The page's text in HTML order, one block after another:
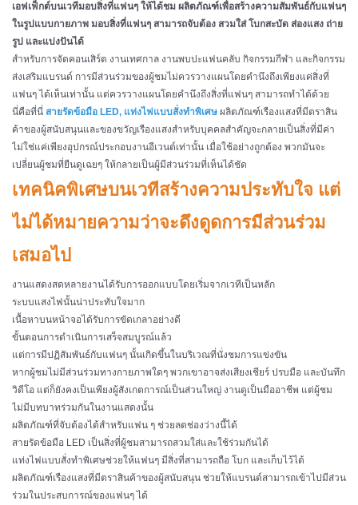
เอฟเฟ็กต์บนเวทีมอบสิ่งที่แฟนๆ ให้ได้ชม ผลิตภัณฑ์เพื่อสร้างความสัมพันธ์กับแฟนๆ
ในรูปแบบกายภาพ มอบสิ่งที่แฟนๆ สามารถจับต้อง สวมใส่ โบกสะบัด ส่องแสง ถ่าย
รูป และแบ่งปันได้
สำหรับการจัดคอนเสิร์ต งานเทศกาล งานพบปะแฟนคลับ กิจกรรมกีฬา และกิจกรรม
ส่งเสริมแบรนด์ การมีส่วนร่วมของผู้ชมไม่ควรวางแผนโดยคำนึงถึงเพียงแค่สิ่งที่
แฟนๆ ได้เห็นเท่านั้น แต่ควรวางแผนโดยคำนึงถึงสิ่งที่แฟนๆ สามารถทำได้ด้วย
นี่คือที่นี่ สายรัดข้อมือ LED, แท่งไฟแบบสั่งทำพิเศษ ผลิตภัณฑ์เรืองแสงที่มีตราสิน
ค้าของผู้สนับสนุนและของขวัญเรืองแสงสำหรับบุคคลสำคัญจะกลายเป็นสิ่งที่มีค่า
ไม่ใช่แค่เพียงอุปกรณ์ประกอบงานอีเวนต์เท่านั้น เมื่อใช้อย่างถูกต้อง พวกมันจะ
เปลี่ยนผู้ชมที่ยืนดูเฉยๆ ให้กลายเป็นผู้มีส่วนร่วมที่เห็นได้ชัด
เทคนิคพิเศษบนเวทีสร้างความประทับใจ แต่
ไม่ได้หมายความว่าจะดึงดูดการมีส่วนร่วม
เสมอไป
งานแสดงสดหลายงานได้รับการออกแบบโดยเริ่มจากเวทีเป็นหลัก
ระบบแสงไฟนั้นน่าประทับใจมาก
เนื้อหาบนหน้าจอได้รับการขัดเกลาอย่างดี
ขั้นตอนการดำเนินการเสร็จสมบูรณ์แล้ว
แต่การมีปฏิสัมพันธ์กับแฟนๆ นั้นเกิดขึ้นในบริเวณที่นั่งชมการแข่งขัน
หากผู้ชมไม่มีส่วนร่วมทางกายภาพใดๆ พวกเขาอาจส่งเสียงเชียร์ ปรบมือ และบันทึก
วิดีโอ แต่ก็ยังคงเป็นเพียงผู้สังเกตการณ์เป็นส่วนใหญ่ งานดูเป็นมืออาชีพ แต่ผู้ชม
ไม่มีบทบาทร่วมกันในงานแสดงนั้น
ผลิตภัณฑ์ที่จับต้องได้สำหรับแฟน ๆ ช่วยลดช่องว่างนี้ได้
สายรัดข้อมือ LED เป็นสิ่งที่ผู้ชมสามารถสวมใส่และใช้ร่วมกันได้
แท่งไฟแบบสั่งทำพิเศษช่วยให้แฟนๆ มีสิ่งที่สามารถถือ โบก และเก็บไว้ได้
ผลิตภัณฑ์เรืองแสงที่มีตราสินค้าของผู้สนับสนุน ช่วยให้แบรนด์สามารถเข้าไปมีส่วน
ร่วมในประสบการณ์ของแฟนๆ ได้